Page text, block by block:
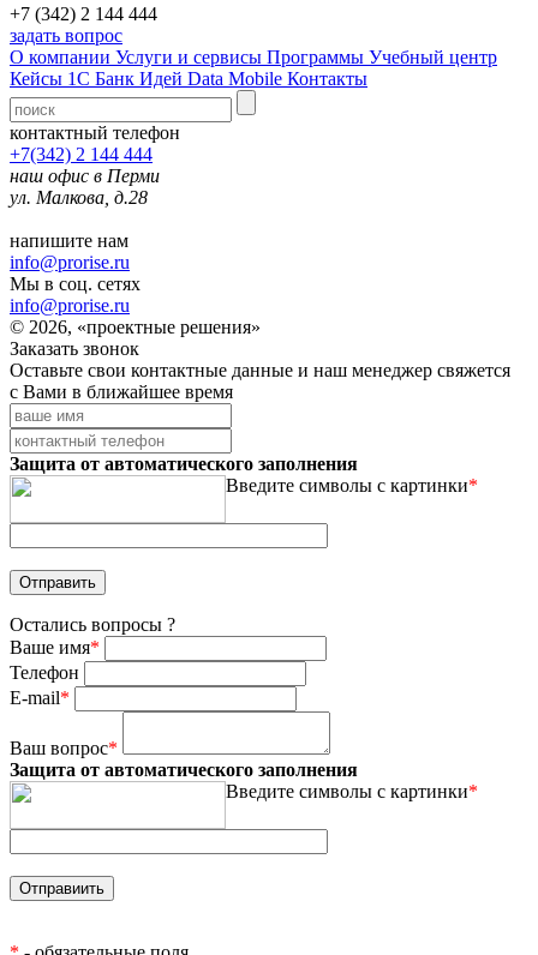
+7 (342) 2 144 444
задать вопрос
О компании Услуги и сервисы Программы Учебный центр
Кейсы 1С Банк Идей Data Mobile Контакты
контактный телефон
+7(342) 2 144 444
наш офис в Перми
ул. Малкова, д.28
напишите нам
info@prorise.ru
Мы в соц. сетях
info@prorise.ru
© 2026, «проектные решения»
Заказать звонок
Оставьте свои контактные данные и наш менеджер свяжется
с Вами в ближайшее время
Защита от автоматического заполнения
Введите символы с картинки*
Остались вопросы ?
Ваше имя*
Телефон
E-mail*
Ваш вопрос*
Защита от автоматического заполнения
Введите символы с картинки*